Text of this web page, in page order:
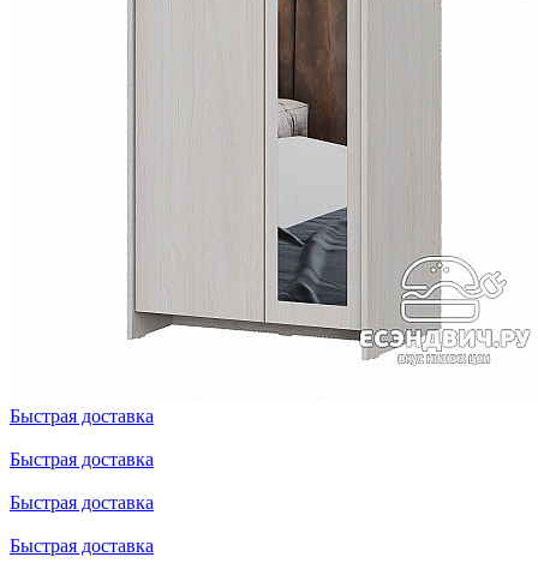
Быстрая доставка
Быстрая доставка
Быстрая доставка
Быстрая доставка